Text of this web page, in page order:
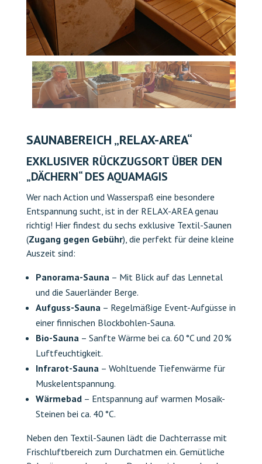
SAUNABEREICH „RELAX-AREA“
EXKLUSIVER RÜCKZUGSORT ÜBER DEN
„DÄCHERN“ DES AQUAMAGIS
Wer nach Action und Wasserspaß eine besondere
Entspannung sucht, ist in der RELAX-AREA genau
richtig! Hier findest du sechs exklusive Textil-Saunen
(Zugang gegen Gebühr), die perfekt für deine kleine
Auszeit sind:
Panorama-Sauna– Mit Blick auf das Lennetal
und die Sauerländer Berge.
Aufguss-Sauna– Regelmäßige Event-Aufgüsse in
einer finnischen Blockbohlen-Sauna.
Bio-Sauna– Sanfte Wärme bei ca. 60 °C und 20 %
Luftfeuchtigkeit.
Infrarot-Sauna– Wohltuende Tiefenwärme für
Muskelentspannung.
Wärmebad– Entspannung auf warmen Mosaik-
Steinen bei ca. 40 °C.
Neben den Textil-Saunen lädt die Dachterrasse mit
Frischluftbereich zum Durchatmen ein. Gemütliche